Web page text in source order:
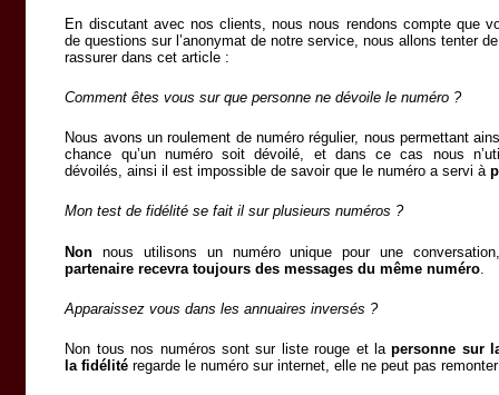
En discutant avec nos clients, nous nous rendons compte que
de questions sur l’anonymat de notre service, nous allons tenter
rassurer dans cet article :
Comment êtes vous sur que personne ne dévoile le numéro ?
Nous avons un roulement de numéro régulier, nous permettant
chance qu’un numéro soit dévoilé, et dans ce cas nous
dévoilés, ainsi il est impossible de savoir que le numéro a servi à
Mon test de fidélité se fait il sur plusieurs numéros ?
Nonnous utilisons un numéro unique pour une
partenaire recevra toujours des messages du même numéro
Apparaissez vous dans les annuaires inversés ?
Non tous nos numéros sont sur liste rouge et lapersonne sur
la fidélité regarde le numéro sur internet, elle ne peut pas